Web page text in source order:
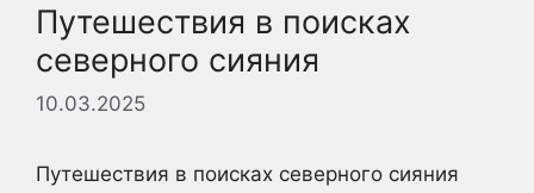
Путешествия в поисках
северного сияния
10.03.2025
Путешествия в поисках северного сияния